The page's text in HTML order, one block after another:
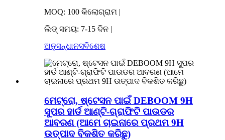
MOQ: 100 କିଲୋଗ୍ରାମ |
ଲିଡ୍ ସମୟ: 7-15 ଦିନ |
ଅନୁସନ୍ଧାନସବିଶେଷ
ମେଟ୍ରୋ, ଷ୍ଟେସନ ପାଇଁ DEBOOM 9H
ସୁପର ହାର୍ଡ ଆଣ୍ଟି-ଗ୍ରାଫିଟି ପାଉଡର
ଆବରଣ (ଆମେ ଚାଇନାରେ ପ୍ରଥମ 9H
ଉତ୍ପାଦ ବିକଶିତ କରିଛୁ)